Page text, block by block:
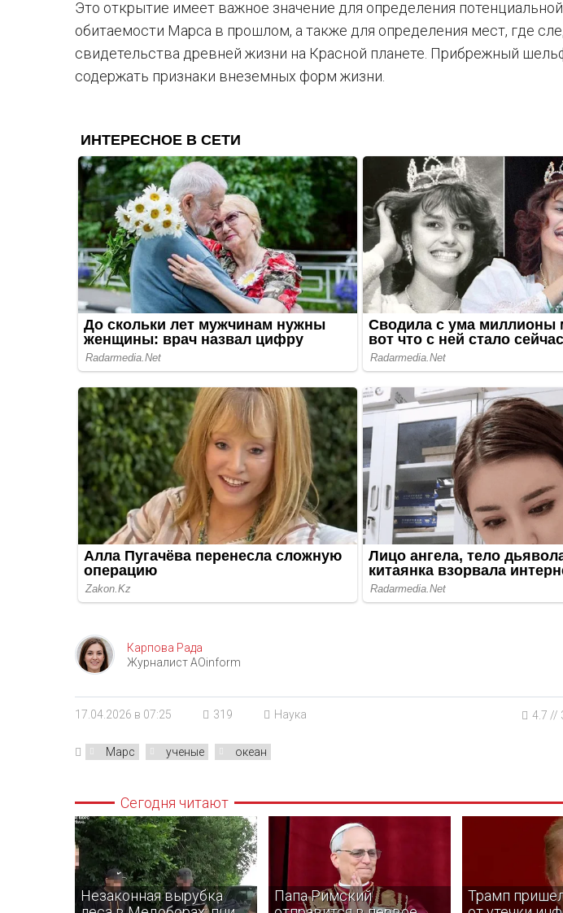
Это открытие имеет важное значение для определения потенциальной
обитаемости Марса в прошлом, а также для определения мест, где
свидетельства древней жизни на Красной планете. Прибрежный
содержать признаки внеземных форм жизни.
Карпова Рада
Журналист AOinform
17.04.2026 в 07:25 319 Наука 4.7 //
Марс ученые океан
Сегодня читают
Незаконная вырубка
Папа Римский
Трамп